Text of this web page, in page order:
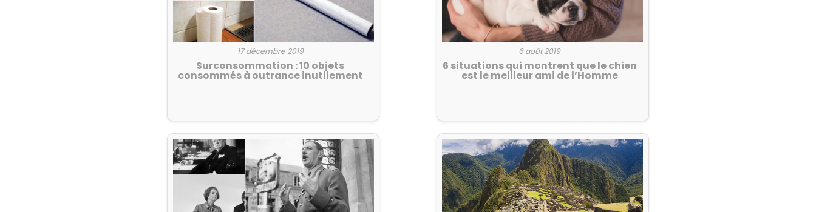
17 décembre 2019
Surconsommation : 10 objets
consommés à outrance inutilement
6 août 2019
6 situations qui montrent que le chien
est le meilleur ami de l’Homme